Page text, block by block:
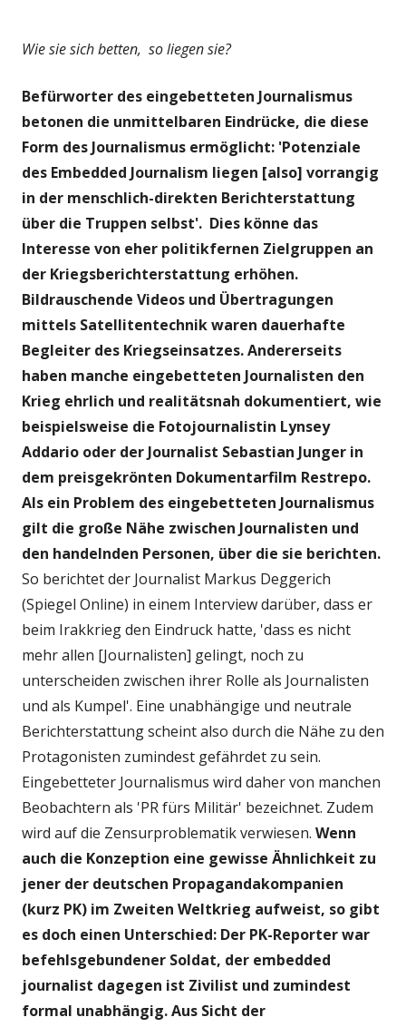
Wie sie sich betten, so liegen sie?
Befürworter des eingebetteten Journalismus
betonen die unmittelbaren Eindrücke, die diese
Form des Journalismus ermöglicht: 'Potenziale
des Embedded Journalism liegen [also] vorrangig
in der menschlich-direkten Berichterstattung
über die Truppen selbst'. Dies könne das
Interesse von eher politikfernen Zielgruppen an
der Kriegsberichterstattung erhöhen.
Bildrauschende Videos und Übertragungen
mittels Satellitentechnik waren dauerhafte
Begleiter des Kriegseinsatzes. Andererseits
haben manche eingebetteten Journalisten den
Krieg ehrlich und realitätsnah dokumentiert, wie
beispielsweise die Fotojournalistin Lynsey
Addario oder der Journalist Sebastian Junger in
dem preisgekrönten Dokumentarfilm Restrepo.
Als ein Problem des eingebetteten Journalismus
gilt die große Nähe zwischen Journalisten und
den handelnden Personen, über die sie berichten.
So berichtet der Journalist Markus Deggerich
(Spiegel Online) in einem Interview darüber, dass er
beim Irakkrieg den Eindruck hatte, 'dass es nicht
mehr allen [Journalisten] gelingt, noch zu
unterscheiden zwischen ihrer Rolle als Journalisten
und als Kumpel'. Eine unabhängige und neutrale
Berichterstattung scheint also durch die Nähe zu den
Protagonisten zumindest gefährdet zu sein.
Eingebetteter Journalismus wird daher von manchen
Beobachtern als 'PR fürs Militär' bezeichnet. Zudem
wird auf die Zensurproblematik verwiesen. Wenn
auch die Konzeption eine gewisse Ähnlichkeit zu
jener der deutschen Propagandakompanien
(kurz PK) im Zweiten Weltkrieg aufweist, so gibt
es doch einen Unterschied: Der PK-Reporter war
befehlsgebundener Soldat, der embedded
journalist dagegen ist Zivilist und zumindest
formal unabhängig. Aus Sicht der